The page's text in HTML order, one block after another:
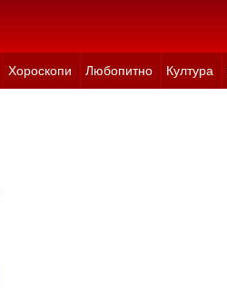
Хороскопи Любопитно Култура